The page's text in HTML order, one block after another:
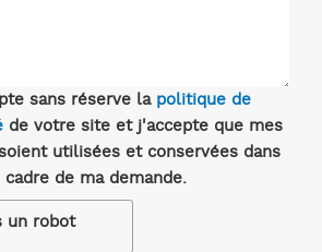
sans réserve la politique de
de votre site et j'accepte que mes
utilisées et conservées dans
cadre de ma demande.
un robot